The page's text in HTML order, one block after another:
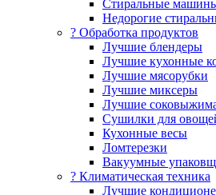
Стиральные
Недорогие
? Обработка продуктов
Лучшие блендеры
Лучшие кухонные
Лучшие мясорубки
Лучшие миксеры
Лучшие
Сушилки для
Кухонные весы
Ломтерезки
Вакуумные
?️ Климатическая техника
Лучшие